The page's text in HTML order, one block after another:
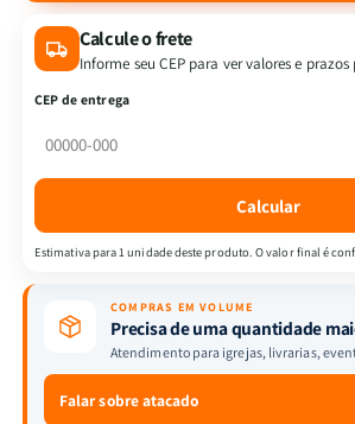
Authenticgames
|
Um
Show
Louco
Marco
Túlio
Authenticgames
|
Um
Marco
Túlio
Calcule o frete
Informe seu CEP para ver valores e
CEP de entrega
Calcular
Estimativa para 1 unidade deste produto. O valor final é
COMPRAS EM VOLUME
Precisa de uma quantidade
Atendimento para igrejas, livrarias,
Falar sobre atacado